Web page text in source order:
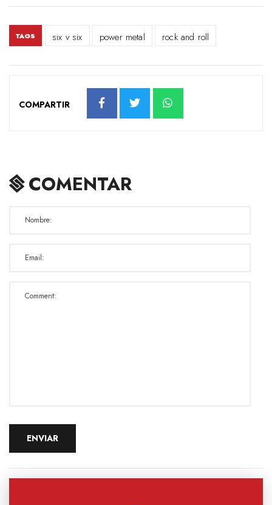
TAGS six v six power metal rock and roll
COMPARTIR
COMENTAR